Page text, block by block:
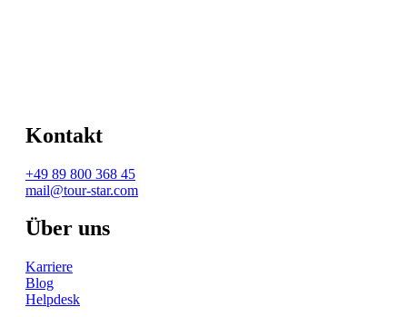
Kontakt
+49 89 800 368 45
mail@tour-star.com
Über uns
Karriere
Blog
Helpdesk